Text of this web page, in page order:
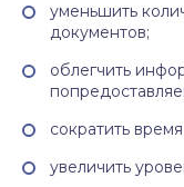
уменьшить
документов;
облегчить
сократить
увеличить